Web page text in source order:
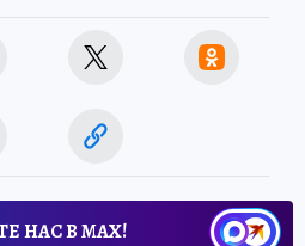
НАС В МАХ!